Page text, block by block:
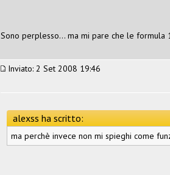
Sono perplesso... ma mi pare che le formula
Inviato: 2 Set 2008 19:46
alexss ha scritto:
ma perchè invece non mi spieghi come